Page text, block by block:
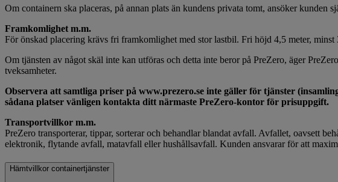
Om containern ska placeras, på annan plats än kundens privata tomt, ansöker kunden
Framkomlighet m.m.
För önskad placering krävs fri framkomlighet med stor lastbil. Fri höjd 4,5 meter,
Om tjänsten av något skäl inte kan utföras och detta inte beror på PreZero, äger
tveksamheter.
Observera att samtliga priser på www.prezero.se inte gäller för tjänster
sådana platser vänligen kontakta ditt närmaste PreZero-kontor för prisuppgift.
Transportvillkor m.m.
PreZero transporterar, tippar, sorterar och behandlar blandat avfall. Avfallet, oavsett
elektronik, flytande avfall, matavfall eller hushållsavfall. Kunden ansvarar för att
Hämtvillkor containertjänster